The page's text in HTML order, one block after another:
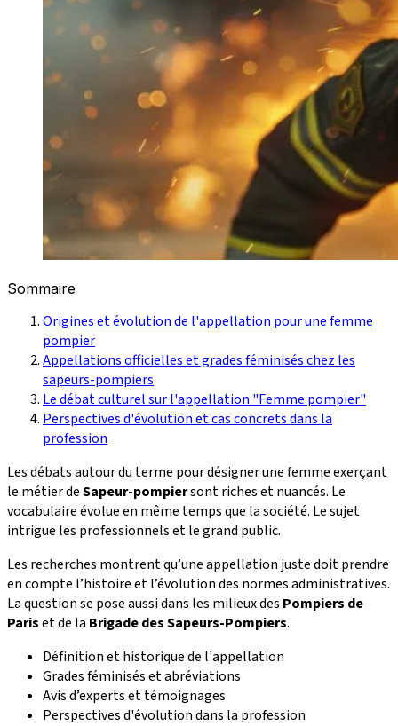
Sommaire
Origines et évolution de l'appellation pour une femme
pompier
Appellations officielles et grades féminisés chez les
sapeurs-pompiers
Le débat culturel sur l'appellation "Femme pompier"
Perspectives d'évolution et cas concrets dans la
profession
Les débats autour du terme pour désigner une femme exerçant
le métier deSapeur-pompiersont riches et nuancés. Le
vocabulaire évolue en même temps que la société. Le sujet
intrigue les professionnels et le grand public.
Les recherches montrent qu’une appellation juste doit prendre
en compte l’histoire et l’évolution des normes administratives.
La question se pose aussi dans les milieux des Pompiers de
Pariset de la Brigade des Sapeurs-Pompiers.
Définition et historique de l'appellation
Grades féminisés et abréviations
Avis d’experts et témoignages
Perspectives d'évolution dans la profession